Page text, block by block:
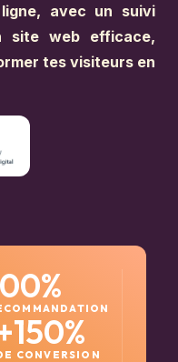
avec un suivi
site web efficace,
tes visiteurs en
%
CONVERSION
150%